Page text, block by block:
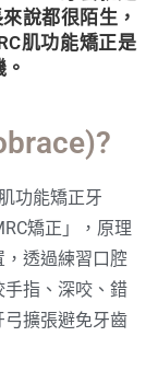
說都很陌生，
肌功能矯正是
功能矯正牙
矯正」，原理
透過練習口腔
指、深咬、錯
擴張避免牙齒